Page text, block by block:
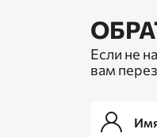
Если не
вам